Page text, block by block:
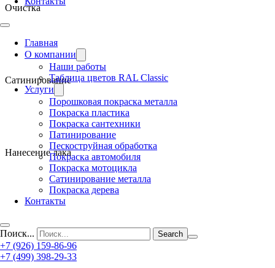
Главная
О компании
Наши работы
Таблица цветов RAL Classic
Услуги
Порошковая покраска металла
Покраска пластика
Покраска сантехники
Патинирование
Пескоструйная обработка
Покраска автомобиля
Покраска мотоцикла
Сатинирование металла
Покраска дерева
Контакты
Поиск...
+7 (926) 159-86-96
+7 (499) 398-29-33
Очистка
Сатинирование
Нанесение лака